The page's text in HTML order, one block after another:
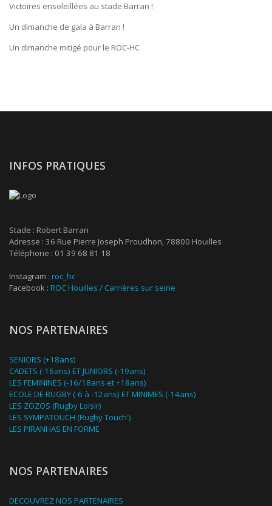
Victoires ensoleillées au stade Barran !
Un dimanche de gala à Barran !
Un dimanche mitigé pour le ROC-HC
INFOS PRATIQUES
Stade : Robert Barran
Adresse : 36 Rue Pierre Joseph Proudhon, 78800 Houilles
Téléphone : 01 39 68 81 18
Instagram : roc_hc
Facebook : ROC Houilles / Carrières sur seine
NOS PARTENAIRES
SENIORS (+18ans)
CADETS (-16ans) ET JUNIORS (-19ans)
LES FEMININES (-16/18ans et +18ans)
ECOLE DE RUGBY (-6 à -12ans) ET MINIMES (-14ans)
LES ZOZOS (Rugby Loisir)
LES SYMPATOUCH (Rugby Touch')
LES PIRANHAS EN FORME
NOS PARTENAIRES
DECOUVREZ NOS PARTENAIRES